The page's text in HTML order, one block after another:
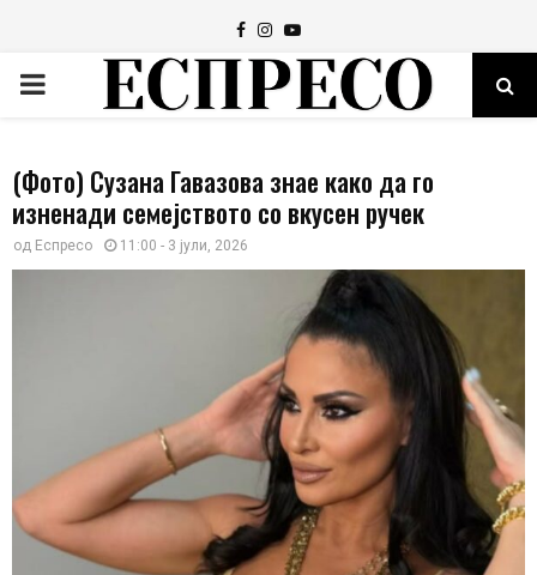
Facebook
Instagram
Youtube
PRIMARY
(Фото) Сузана Гавазова знае како да го
изненади семејството со вкусен ручек
од Еспресо 11:00 - 3 јули, 2026